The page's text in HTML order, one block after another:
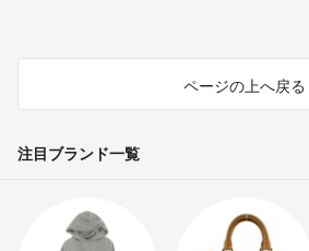
ページの上へ戻る
注目ブランド一覧